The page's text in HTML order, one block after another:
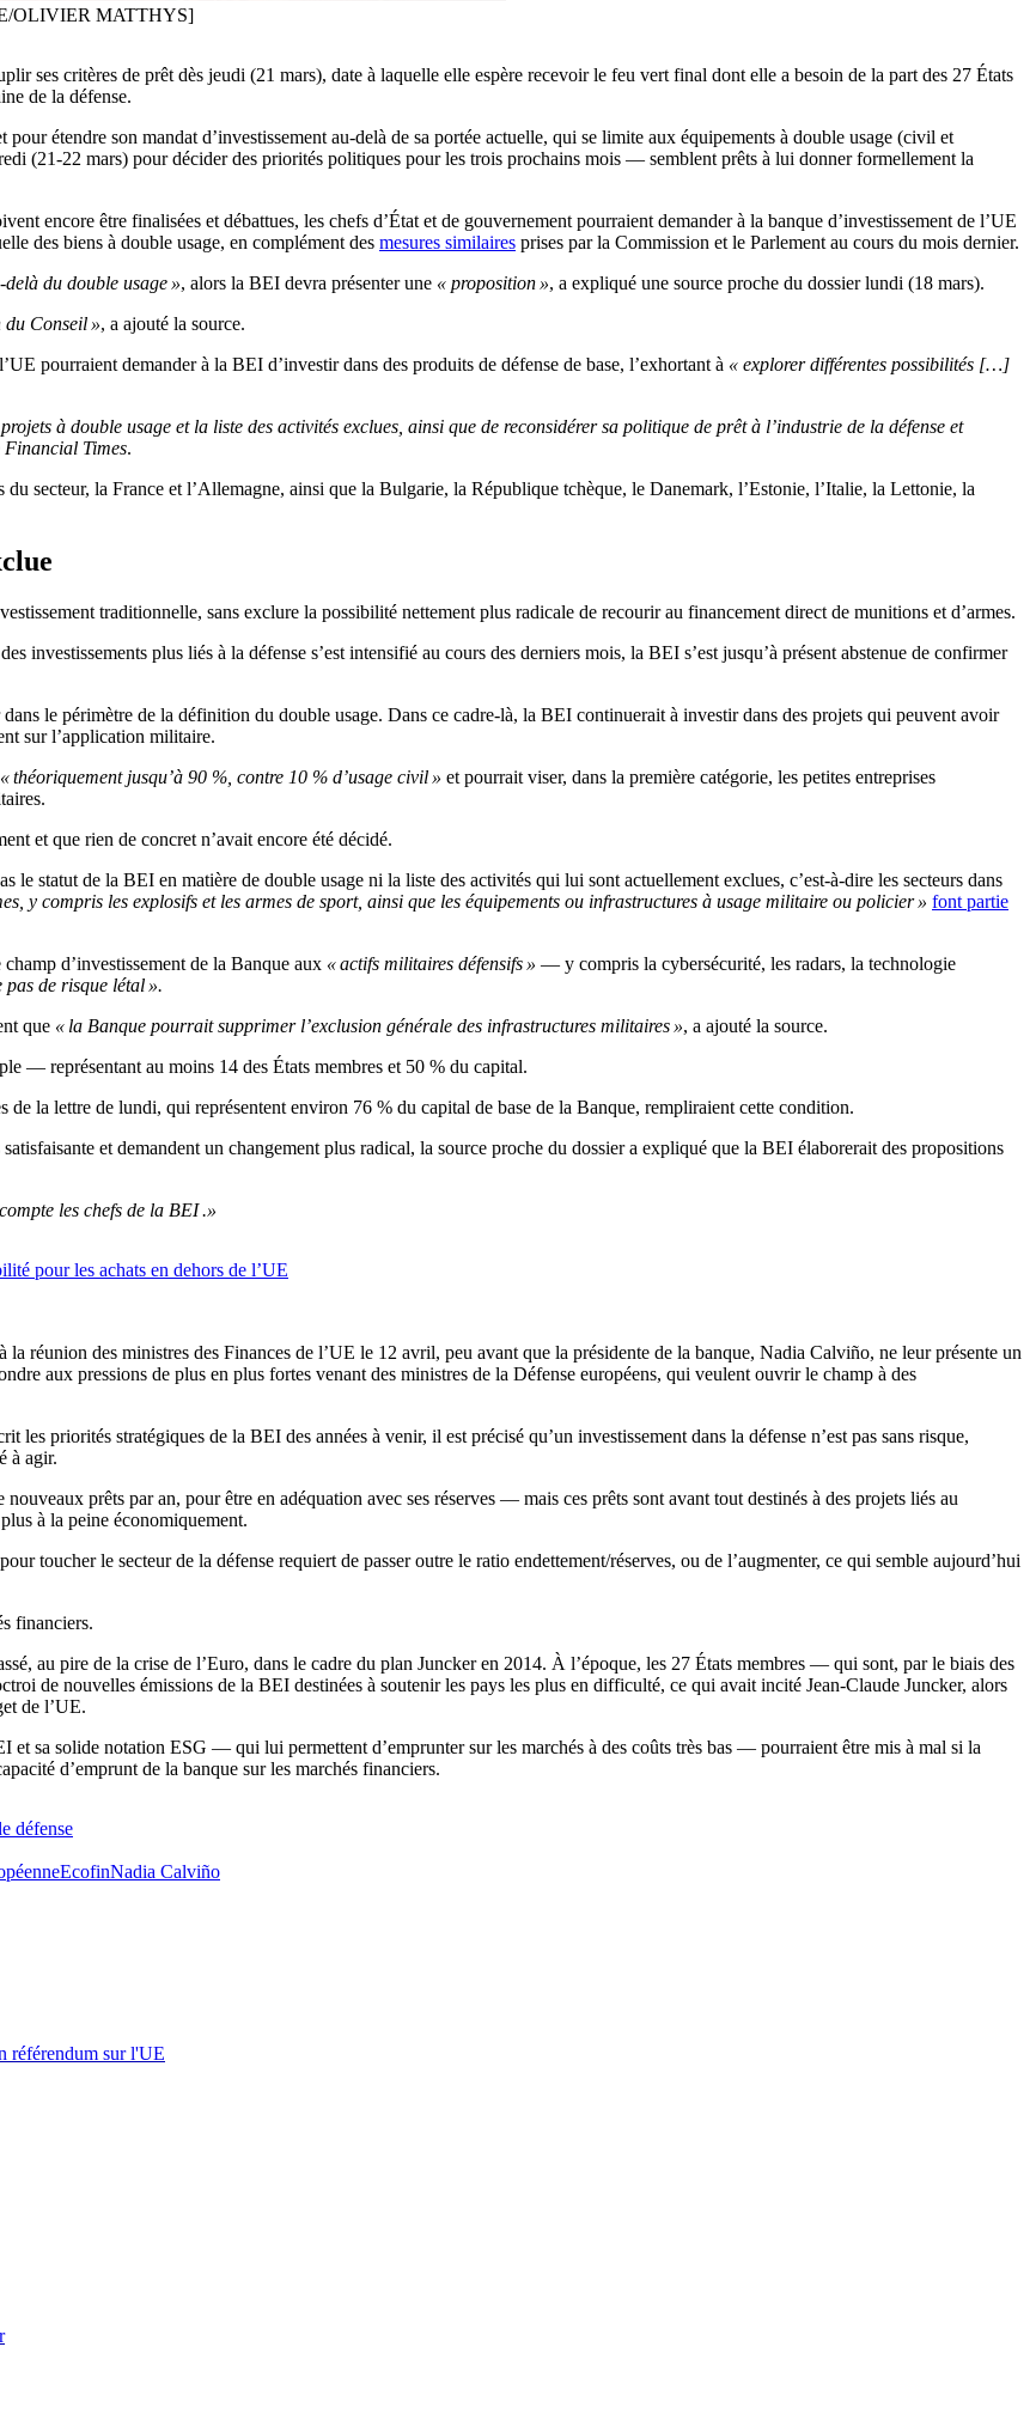
OLIVIER MATTHYS]
ses critères de prêt dès jeudi (21 mars), date à laquelle elle espère recevoir le feu vert final dont elle a besoin de la part des 27 États
de la défense.
étendre son mandat d’investissement au-delà de sa portée actuelle, qui se limite aux équipements à double usage (civil et
(21-22 mars) pour décider des priorités politiques pour les trois prochains mois — semblent prêts à lui donner formellement la
encore être finalisées et débattues, les chefs d’État et de gouvernement pourraient demander à la banque d’investissement de l’UE
des biens à double usage, en complément des mesures similaires prises par la Commission et le Parlement au cours du mois dernier.
delà du double usage », alors la BEI devra présenter une « proposition », a expliqué une source proche du dossier lundi (18 mars).
Conseil », a ajouté la source.
pourraient demander à la BEI d’investir dans des produits de défense de base, l’exhortant à « explorer différentes possibilités […]
à double usage et la liste des activités exclues, ainsi que de reconsidérer sa politique de prêt à l’industrie de la défense et
Financial Times.
secteur, la France et l’Allemagne, ainsi que la Bulgarie, la République tchèque, le Danemark, l’Estonie, l’Italie, la Lettonie, la
traditionnelle, sans exclure la possibilité nettement plus radicale de recourir au financement direct de munitions et d’armes.
investissements plus liés à la défense s’est intensifié au cours des derniers mois, la BEI s’est jusqu’à présent abstenue de confirmer
le périmètre de la définition du double usage. Dans ce cadre-là, la BEI continuerait à investir dans des projets qui peuvent avoir
sur l’application militaire.
« théoriquement jusqu’à 90 %, contre 10 % d’usage civil » et pourrait viser, dans la première catégorie, les petites entreprises
et que rien de concret n’avait encore été décidé.
statut de la BEI en matière de double usage ni la liste des activités qui lui sont actuellement exclues, c’est-à-dire les secteurs dans
y compris les explosifs et les armes de sport, ainsi que les équipements ou infrastructures à usage militaire ou policier » font partie
d’investissement de la Banque aux « actifs militaires défensifs » — y compris la cybersécurité, les radars, la technologie
pas de risque létal ».
que « la Banque pourrait supprimer l’exclusion générale des infrastructures militaires », a ajouté la source.
— représentant au moins 14 des États membres et 50 % du capital.
de la lettre de lundi, qui représentent environ 76 % du capital de base de la Banque, rempliraient cette condition.
et demandent un changement plus radical, la source proche du dossier a expliqué que la BEI élaborerait des propositions
les chefs de la BEI .»
pour les achats en dehors de l’UE
à la réunion des ministres des Finances de l’UE le 12 avril, peu avant que la présidente de la banque, Nadia Calviño, ne leur présente un
aux pressions de plus en plus fortes venant des ministres de la Défense européens, qui veulent ouvrir le champ à des
priorités stratégiques de la BEI des années à venir, il est précisé qu’un investissement dans la défense n’est pas sans risque,
à agir.
prêts par an, pour être en adéquation avec ses réserves — mais ces prêts sont avant tout destinés à des projets liés au
à la peine économiquement.
toucher le secteur de la défense requiert de passer outre le ratio endettement/réserves, ou de l’augmenter, ce qui semble aujourd’hui
financiers.
au pire de la crise de l’Euro, dans le cadre du plan Juncker en 2014. À l’époque, les 27 États membres — qui sont, par le biais des
de nouvelles émissions de la BEI destinées à soutenir les pays les plus en difficulté, ce qui avait incité Jean-Claude Juncker, alors
de l’UE.
sa solide notation ESG — qui lui permettent d’emprunter sur les marchés à des coûts très bas — pourraient être mis à mal si la
d’emprunt de la banque sur les marchés financiers.
défense
EcofinNadia Calviño
référendum sur l'UE